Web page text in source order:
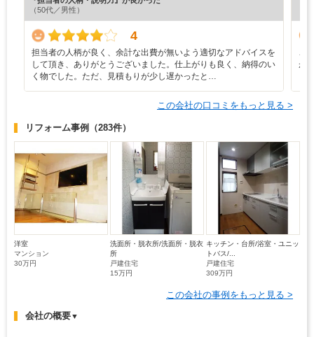
（50代／男性）
4
担当者の人柄が良く、余計な出費が無いよう適切なアドバイスを
して頂き、ありがとうございました。仕上がりも良く、納得のい
く物でした。ただ、見積もりが少し遅かったと…
こ
が
この会社の口コミをもっと見る >
リフォーム事例 （283件）
洋室
マンション
30万円
洗面所・脱衣所/洗面所・脱衣
所
戸建住宅
15万円
キッチン・台所/浴室・ユニッ
トバス/...
戸建住宅
309万円
この会社の事例をもっと見る >
会社の概要▼